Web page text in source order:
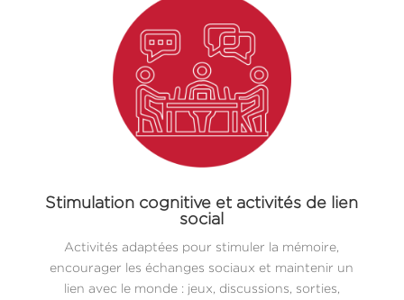
Stimulation cognitive et activités de lien
social
Activités adaptées pour stimuler la mémoire,
encourager les échanges sociaux et maintenir un
lien avec le monde : jeux, discussions, sorties,